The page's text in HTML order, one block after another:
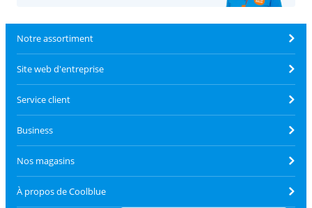
Notre assortiment
Site web d'entreprise
Service client
Business
Nos magasins
À propos de Coolblue